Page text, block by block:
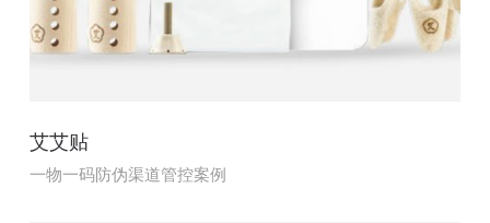
艾艾贴
一物一码防伪渠道管控案例